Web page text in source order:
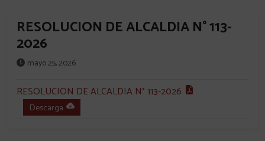
RESOLUCION DE ALCALDIA N° 113-
2026
mayo 25, 2026
RESOLUCION DE ALCALDIA N° 113-2026
Descarga